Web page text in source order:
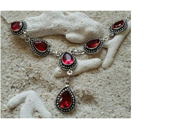
Dans mon panier
APERÇU RAPIDE